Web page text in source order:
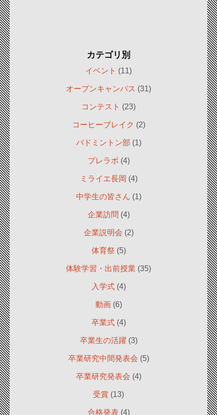
カテゴリ別
イベント (11)
オープンキャンパス (31)
コンテスト (23)
コーヒーブレイク (2)
バドミントン部 (1)
プレラボ (4)
ミライエ長岡 (4)
中学生の皆さん (1)
企業訪問 (4)
企業説明会 (2)
体育祭 (5)
体験学習・出前授業 (35)
入学式(4)
動画(6)
卒業式(4)
卒業生の活躍 (3)
卒業研究中間発表会 (5)
卒業研究発表会 (4)
受賞 (13)
合格発表 (4)